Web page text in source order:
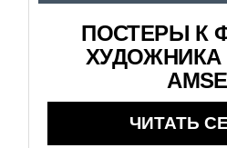
ПОСТЕРЫ К
ХУДОЖНИКА
ЧИТАТЬ